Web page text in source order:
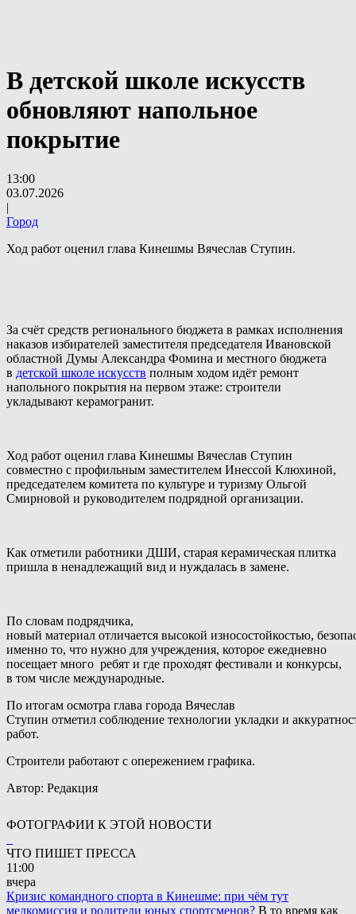
В детской школе искусств
обновляют напольное
покрытие
13:00
03.07.2026
|
Город
Ход работ оценил глава Кинешмы Вячеслав Ступин.
За счёт средств регионального бюджета в рамках исполнения
наказов избирателей заместителя председателя Ивановской
областной Думы Александра Фомина и местного бюджета
в детской школе искусств полным ходом идёт ремонт
напольного покрытия на первом этаже: строители
укладывают керамогранит.
Ход работ оценил глава Кинешмы Вячеслав Ступин
совместно с профильным заместителем Инессой Клюхиной,
председателем комитета по культуре и туризму Ольгой
Смирновой и руководителем подрядной организации.
Как отметили работники ДШИ, старая керамическая плитка
пришла в ненадлежащий вид и нуждалась в замене.
По словам подрядчика,
новый материал отличается высокой износостойкостью,
именно то, что нужно для учреждения, которое ежедневно
посещает много ребят и где проходят фестивали и конкурсы,
в том числе международные.
По итогам осмотра глава города Вячеслав
Ступин отметил соблюдение технологии укладки и
работ.
Строители работают с опережением графика.
Автор: Редакция
ФОТОГРАФИИ К ЭТОЙ НОВОСТИ
ЧТО ПИШЕТ ПРЕССА
11:00
вчера
Кризис командного спорта в Кинешме: при чём тут
медкомиссия и родители юных спортсменов? В то время как